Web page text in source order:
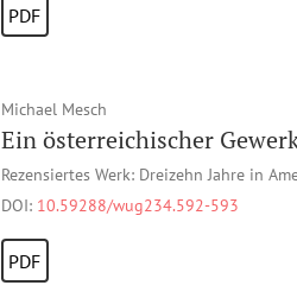
PDF
Michael Mesch
Ein österreichischer
Rezensiertes Werk: Dreizehn Jahre in
DOI: 10.59288/wug234.592-593
PDF